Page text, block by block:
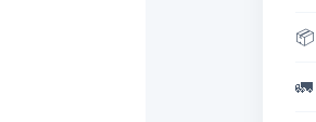
📦
🚛